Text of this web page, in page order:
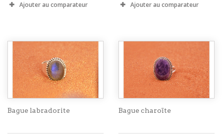
Ajouter au comparateur
Ajouter au comparateur
Bague labradorite Bague charoïte